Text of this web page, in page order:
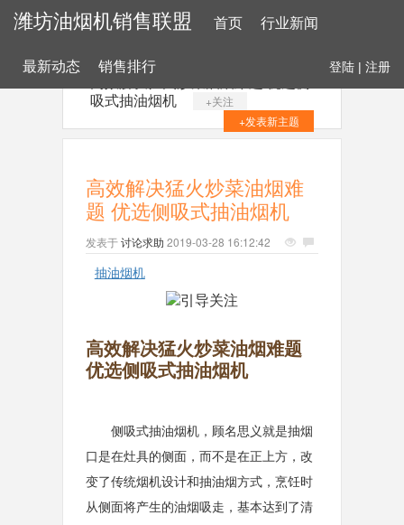
潍坊油烟机销售联盟 首页 行业新闻
最新动态 销售排行 登陆 | 注册
吸式抽油烟机
+关注
+发表新主题
高效解决猛火炒菜油烟难
题 优选侧吸式抽油烟机
发表于讨论求助 2019-03-28 16:12:42
抽油烟机
高效解决猛火炒菜油烟难题
优选侧吸式抽油烟机
侧吸式抽油烟机，顾名思义就是抽烟
口是在灶具的侧面，而不是在正上方，改
变了传统烟机设计和抽油烟方式，烹饪时
从侧面将产生的油烟吸走，基本达到了清